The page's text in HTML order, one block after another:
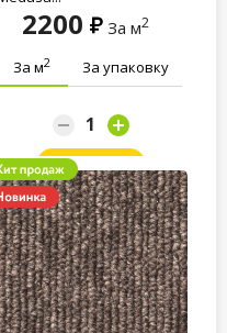
2200 За м2
За м2 За упаковку
Заказать